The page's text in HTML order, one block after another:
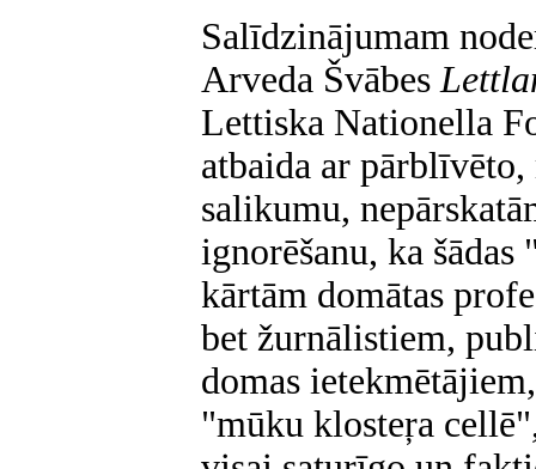
Salīdzinājumam
Arveda Švābes
Lettiska Nationella
atbaida ar
salikumu,
ignorēšanu, ka
kārtām domātas
bet žurnālistiem,
domas
"mūku klosteŗa